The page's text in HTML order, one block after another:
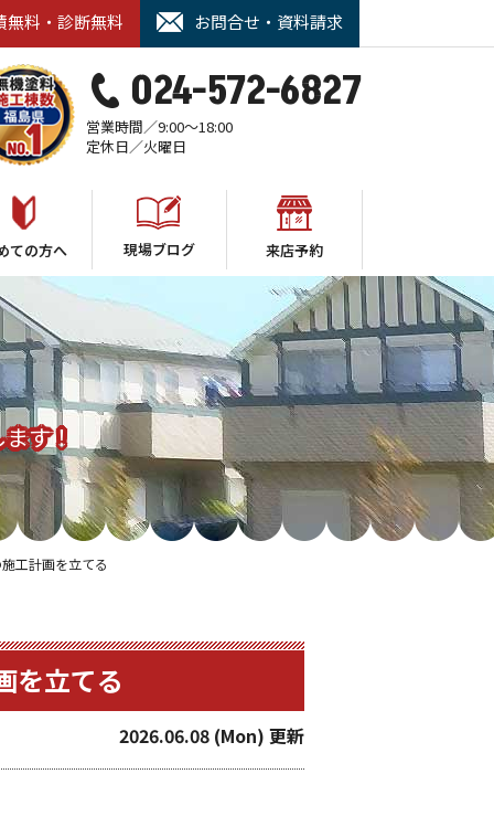
無料・診断無料 お問合せ・資料請求
024-572-6827
営業時間／9:00～18:00
定休日／火曜日
ての方へ 現場ブログ 来店予約
す！
工計画を立てる
を立てる
2026.06.08 (Mon) 更新